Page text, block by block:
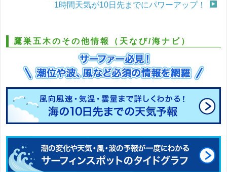
1時間天気が10日先までにパワーアップ！
鷹巣五木のその他情報（天なび/海ナビ）